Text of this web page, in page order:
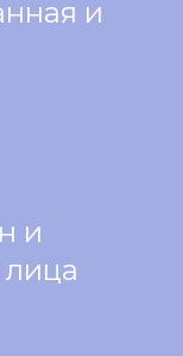
и
и
лица